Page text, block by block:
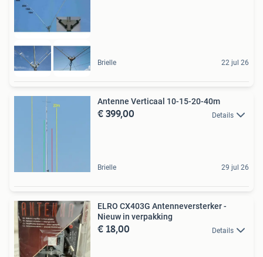
Brielle 22 jul 26
Antenne Verticaal 10-15-20-40m
€ 399,00 Details
Brielle 29 jul 26
ELRO CX403G Antenneversterker -
Nieuw in verpakking
€ 18,00 Details